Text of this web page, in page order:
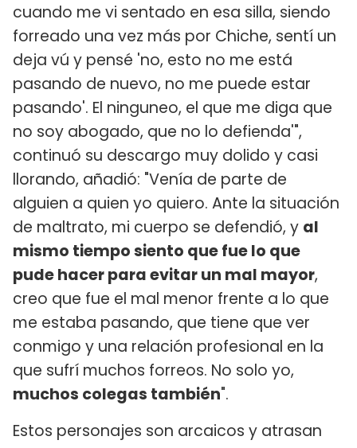
cuando me vi sentado en esa silla, siendo
forreado una vez más por Chiche, sentí un
deja vú y pensé 'no, esto no me está
pasando de nuevo, no me puede estar
pasando'. El ninguneo, el que me diga que
no soy abogado, que no lo defienda'",
continuó su descargo muy dolido y casi
llorando, añadió: "Venía de parte de
alguien a quien yo quiero. Ante la situación
de maltrato, mi cuerpo se defendió, y al
mismo tiempo siento que fue lo que
pude hacer para evitar un mal mayor,
creo que fue el mal menor frente a lo que
me estaba pasando, que tiene que ver
conmigo y una relación profesional en la
que sufrí muchos forreos. No solo yo,
muchos colegas también".
Estos personajes son arcaicos y atrasan